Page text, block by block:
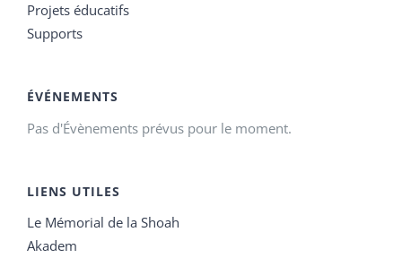
Projets éducatifs
Supports
ÉVÉNEMENTS
Pas d'Évènements prévus pour le moment.
LIENS UTILES
Le Mémorial de la Shoah
Akadem